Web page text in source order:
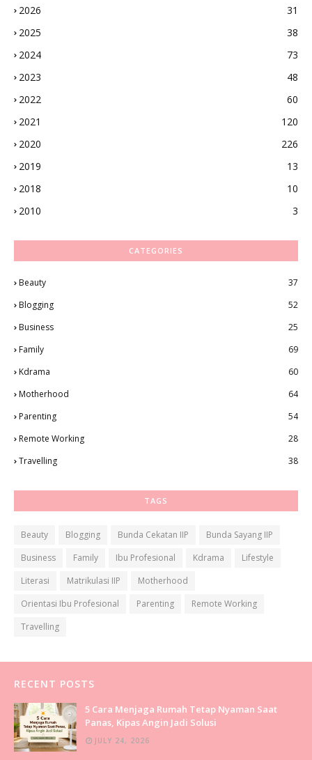
2026
31
2025
38
2024
73
2023
48
2022
60
2021
120
2020
226
2019
13
2018
10
2010
3
CATEGORIES
Beauty
37
Blogging
52
Business
25
Family
69
Kdrama
60
Motherhood
64
Parenting
54
Remote Working
28
Travelling
38
TAGS
Beauty Blogging Bunda Cekatan IIP
Bunda Sayang IIP
Business
Family Ibu Profesional Kdrama
Lifestyle
Literasi
Matrikulasi IIP
Motherhood
Orientasi Ibu Profesional
Parenting
Remote Working
Travelling
RECENT POSTS
5 Cara Menjaga Rumah Tetap Nyaman Saat
Panas, Kipas Angin Jadi Solusi
JULY 24, 2026